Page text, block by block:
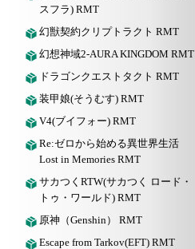
スフラ) RMT
幻獣契約クリプトラクト RMT
幻想神域2-AURA KINGDOM RMT
ドラゴンクエストタクト RMT
装甲娘(そうむす) RMT
V4(ブイフォー) RMT
Re:ゼロから始める異世界生活
Lost in Memories RMT
サカつくRTW(サカつく ロード・
トゥ・ワールド) RMT
原神（Genshin） RMT
Escape from Tarkov(EFT) RMT